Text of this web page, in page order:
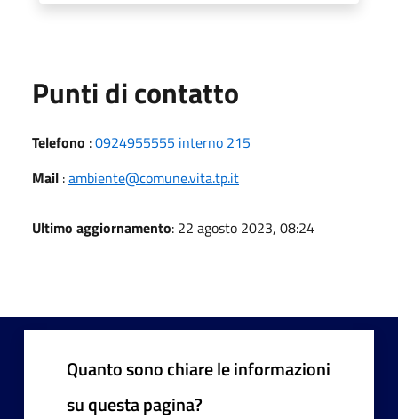
Punti di contatto
Telefono :0924955555 interno 215
Mail :ambiente@comune.vita.tp.it
Ultimo aggiornamento: 22 agosto 2023, 08:24
Quanto sono chiare le informazioni
su questa pagina?